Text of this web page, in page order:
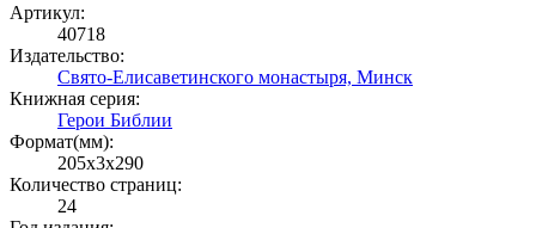
Артикул:
40718
Издательство:
Свято-Елисаветинского монастыря, Минск
Книжная серия:
Герои Библии
Формат(мм):
205x3x290
Количество страниц:
24